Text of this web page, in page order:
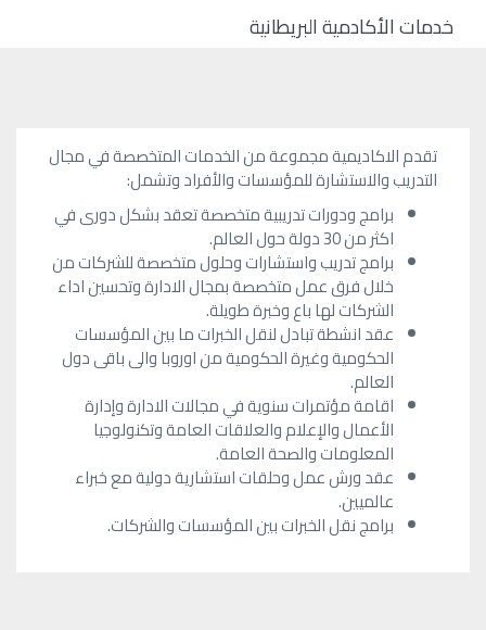
خدمات الأكادمية البريطانية
تقدم الاكاديمية مجموعة من الخدمات المتخصصة في مجال
التدريب والاستشارة للمؤسسات والأفراد وتشمل:
برامج ودورات تدريبية متخصصة تعقد بشكل دورى في
اكثر من 30 دولة حول العالم.
برامج تدريب واستشارات وحلول متخصصة للشركات من
خلال فرق عمل متخصصة بمجال الادارة وتحسين اداء
الشركات لها باع وخبرة طويلة.
عقد انشطة تبادل لنقل الخبرات ما بين المؤسسات
الحكومية وغيرة الحكومية من اوروبا والى باقى دول
العالم.
اقامة مؤتمرات سنوية في مجالات الادارة وإدارة
الأعمال والإعلام والعلاقات العامة وتكنولوجيا
المعلومات والصحة العامة.
عقد ورش عمل وحلقات استشارية دولية مع خبراء
عالميين.
برامج نقل الخبرات بين المؤسسات والشركات.